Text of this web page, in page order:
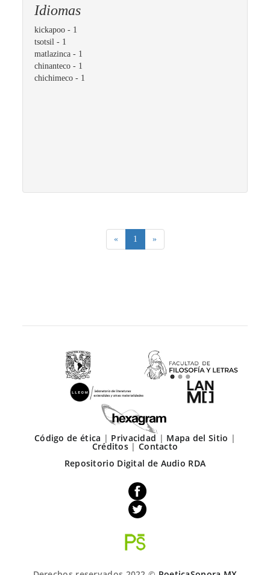
Idiomas
kickapoo - 1
tsotsil - 1
matlazinca - 1
chinanteco - 1
chichimeco - 1
« 1 (current)
»
Código de ética | Privacidad | Mapa del Sitio |
Créditos | Contacto
Repositorio Digital de Audio RDA